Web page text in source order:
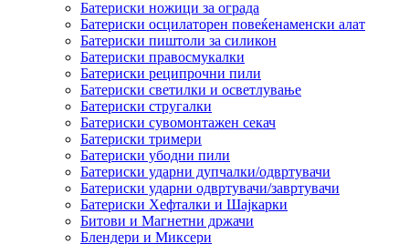
Батериски ножици за ограда
Батериски осцилаторен повеќенаменски алат
Батериски пиштоли за силикон
Батериски правосмукалки
Батериски реципрочни пили
Батериски светилки и осветлување
Батериски стругалки
Батериски сувомонтажен секач
Батериски тримери
Батериски убодни пили
Батериски ударни дупчалки/одвртувачи
Батериски ударни одвртувачи/завртувачи
Батериски Хефталки и Шајкарки
Битови и Магнетни држачи
Блендери и Миксери